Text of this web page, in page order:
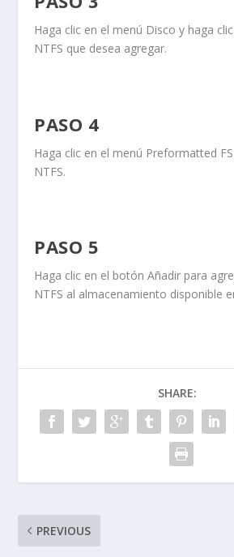
Haga clic en el menú Disco y haga
NTFS que desea agregar.
PASO 4
Haga clic en el menú Preformatted FS
NTFS.
PASO 5
Haga clic en el botónAñadir para
NTFS al almacenamiento disponible
SHARE:
PREVIOUS